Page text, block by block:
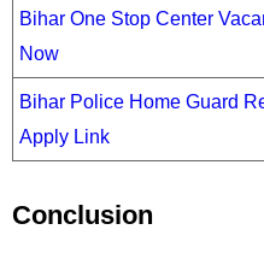
Bihar One Stop Center
Now
Bihar Police Home Guard
Apply Link
Conclusion